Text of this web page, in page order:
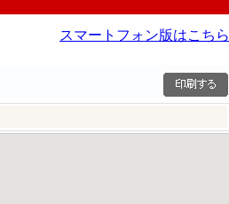
スマートフォン版はこちら